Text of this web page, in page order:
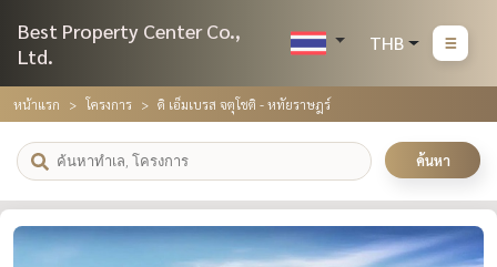
Best Property Center Co.,
Ltd.
THB
หน้าแรก โครงการ ดิ เอ็มเบรส จตุโชติ - หทัยราษฎร์
ค้นหา